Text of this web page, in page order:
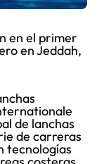
en el primer
en Jeddah,
de lanchas
de carreras
tecnologías